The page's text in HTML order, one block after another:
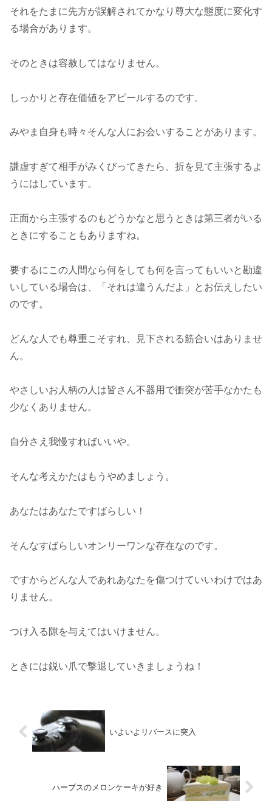
それをたまに先方が誤解されてかなり尊大な態度に変化す
る場合があります。
そのときは容赦してはなりません。
しっかりと存在価値をアピールするのです。
みやま自身も時々そんな人にお会いすることがあります。
謙虚すぎて相手がみくびってきたら、折を見て主張するよ
うにはしています。
正面から主張するのもどうかなと思うときは第三者がいる
ときにすることもありますね。
要するにこの人間なら何をしても何を言ってもいいと勘違
いしている場合は、「それは違うんだよ」とお伝えしたい
のです。
どんな人でも尊重こそすれ、見下される筋合いはありませ
ん。
やさしいお人柄の人は皆さん不器用で衝突が苦手なかたも
少なくありません。
自分さえ我慢すればいいや。
そんな考えかたはもうやめましょう。
あなたはあなたですばらしい！
そんなすばらしいオンリーワンな存在なのです。
ですからどんな人であれあなたを傷つけていいわけではあ
りません。
つけ入る隙を与えてはいけません。
ときには鋭い爪で撃退していきましょうね！
いよいよリバースに突入
ハーブスのメロンケーキが好き